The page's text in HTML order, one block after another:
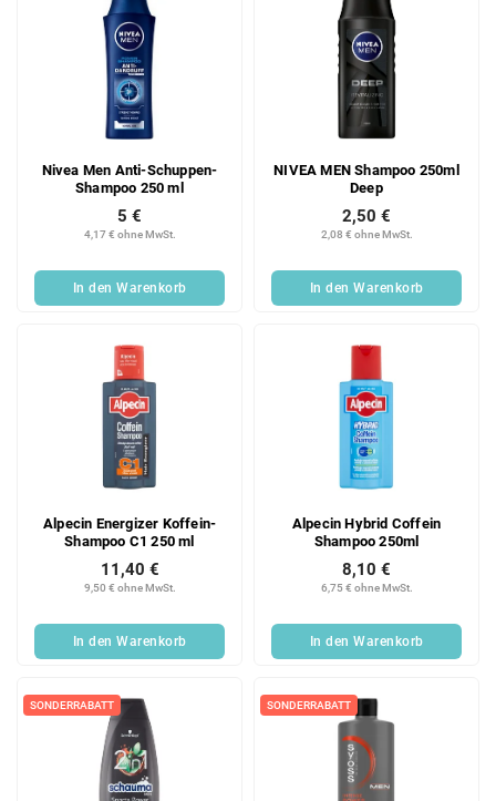
Nivea Men Anti-Schuppen-
Shampoo 250 ml
4,17 € ohne MwSt.
5 €
In den Warenkorb
NIVEA MEN Shampoo 250ml
Deep
2,08 € ohne MwSt.
2,50 €
In den Warenkorb
Alpecin Energizer Koffein-
Shampoo C1 250 ml
9,50 € ohne MwSt.
11,40 €
In den Warenkorb
Alpecin Hybrid Coffein
Shampoo 250ml
6,75 € ohne MwSt.
8,10 €
In den Warenkorb
SONDERRABATT SONDERRABATT